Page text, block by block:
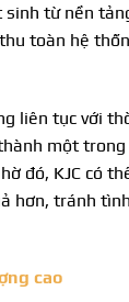
sinh từ nền
toàn hệ
liên tục với
một
đó, KJC có
hơn, tránh
cao